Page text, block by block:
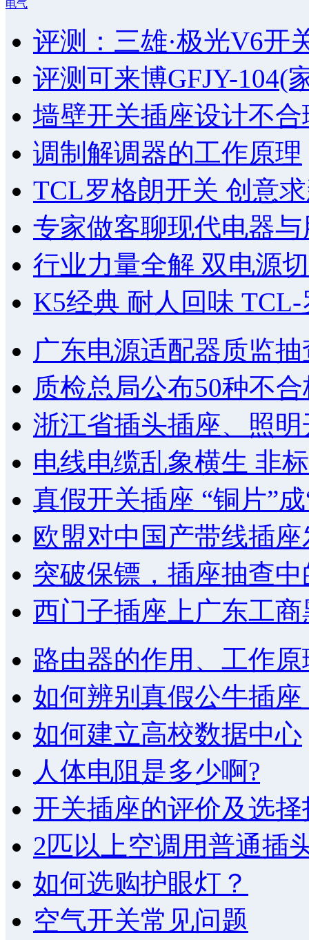
电气
评测：三雄·极光V6
评测可来博GFJY-
墙壁开关插座设计不合
调制解调器的工作原理
TCL罗格朗开关 创意
专家做客聊现代电器
行业力量全解 双电源
K5经典 耐人回味
广东电源适配器质监
质检总局公布50种不
浙江省插头插座、照
电线电缆乱象横生 非
真假开关插座 “铜片”
欧盟对中国产带线插
突破保镖，插座抽查中
西门子插座上广东工
路由器的作用、工作
如何辨别真假公牛插座
如何建立高校数据中心
人体电阻是多少啊?
开关插座的评价及选择
2匹以上空调用普通插
如何选购护眼灯？
空气开关常见问题